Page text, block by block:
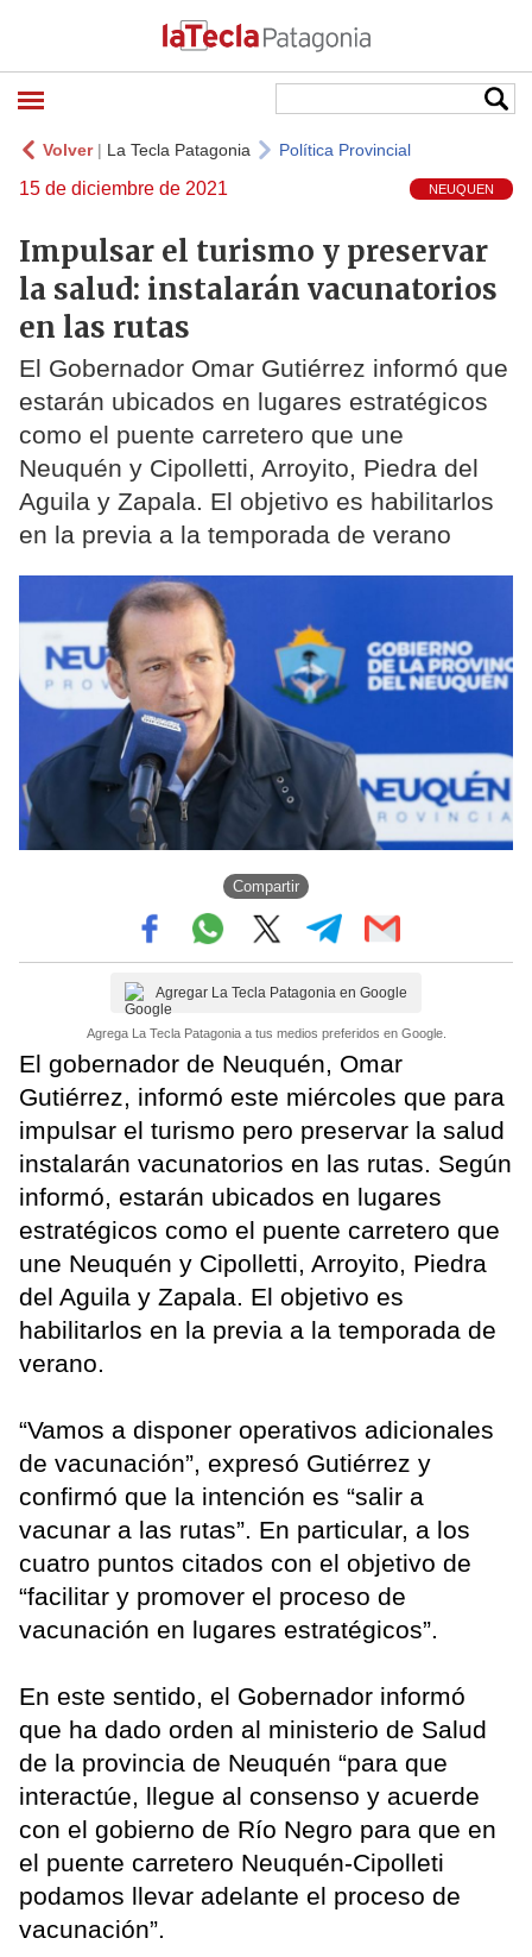
Volver| La Tecla Patagonia Política Provincial
15 de diciembre de 2021 NEUQUEN
Impulsar el turismo y preservar
la salud: instalarán vacunatorios
en las rutas
El Gobernador Omar Gutiérrez informó que
estarán ubicados en lugares estratégicos
como el puente carretero que une
Neuquén y Cipolletti, Arroyito, Piedra del
Aguila y Zapala. El objetivo es habilitarlos
en la previa a la temporada de verano
Compartir
Agregar La Tecla Patagonia en Google
Agrega La Tecla Patagonia a tus medios preferidos en Google.
El gobernador de Neuquén, Omar
Gutiérrez, informó este miércoles que para
impulsar el turismo pero preservar la salud
instalarán vacunatorios en las rutas. Según
informó, estarán ubicados en lugares
estratégicos como el puente carretero que
une Neuquén y Cipolletti, Arroyito, Piedra
del Aguila y Zapala. El objetivo es
habilitarlos en la previa a la temporada de
verano.
“Vamos a disponer operativos adicionales
de vacunación”, expresó Gutiérrez y
confirmó que la intención es “salir a
vacunar a las rutas”. En particular, a los
cuatro puntos citados con el objetivo de
“facilitar y promover el proceso de
vacunación en lugares estratégicos”.
En este sentido, el Gobernador informó
que ha dado orden al ministerio de Salud
de la provincia de Neuquén “para que
interactúe, llegue al consenso y acuerde
con el gobierno de Río Negro para que en
el puente carretero Neuquén-Cipolleti
podamos llevar adelante el proceso de
vacunación”.